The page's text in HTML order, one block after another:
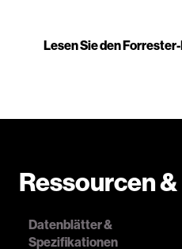
Lesen Sie den
Ressourcen
Datenblätter &
Spezifikationen